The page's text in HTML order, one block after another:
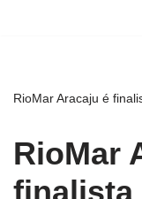
RioMar Aracaju é
RioMar